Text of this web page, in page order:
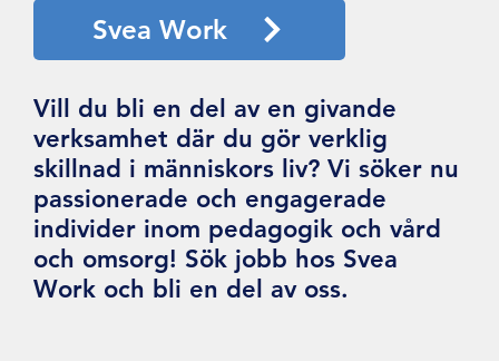
Vill du bli en del av en givande
verksamhet där du gör verklig
skillnad i människors liv? Vi söker nu
passionerade och engagerade
individer inom pedagogik och vård
och omsorg! Sök jobb hos Svea
Work och bli en del av oss.
Svea Work